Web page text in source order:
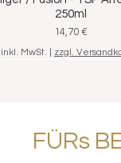
250ml
Preis
14,70 €
inkl. MwSt. zzgl.
FÜRs